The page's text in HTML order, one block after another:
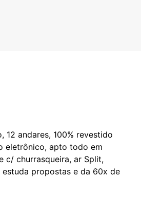
andares, 100% revestido
eletrônico, apto todo em
c/ churrasqueira, ar Split,
propostas e da 60x de